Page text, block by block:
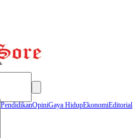
PendidikanOpiniGaya HidupEkonomiEditorial